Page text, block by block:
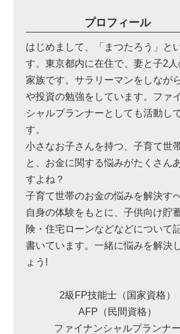
プロフィール
はじめまして、「まつたろう」と
す。東京都内に在住で、妻と子2人
家族です。サラリーマンをしなが
や投資の勉強をしています。ファ
シャルプランナーとしても活動し
す。
小さなお子さんを持つ、子育て世
と、お金に関する悩みがたくさん
すよね？
子育て世帯のお金の悩みを解決すべ
自身の体験をもとに、子供向け貯
険・住宅ローンなどなどについて
書いています。一緒に悩みを解決
ょう!
2級FP技能士（国家資格）
AFP（民間資格）
ファイナンシャルプランナー